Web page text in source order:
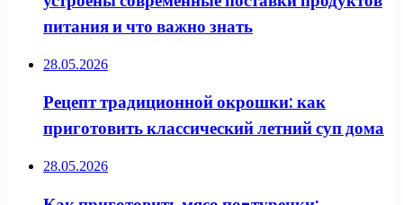
питания и что важно знать
28.05.2026
Рецепт традиционной окрошки: как
приготовить классический летний суп дома
28.05.2026